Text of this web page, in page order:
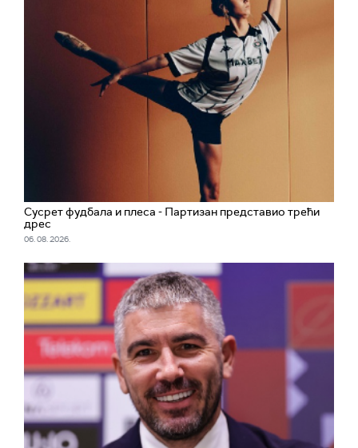
Сусрет фудбала и плеса - Партизан представио трећи
дрес
06. 08. 2026.